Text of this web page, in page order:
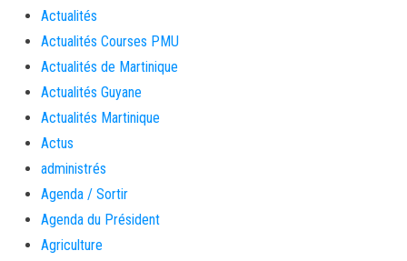
Actualités
Actualités Courses PMU
Actualités de Martinique
Actualités Guyane
Actualités Martinique
Actus
administrés
Agenda / Sortir
Agenda du Président
Agriculture